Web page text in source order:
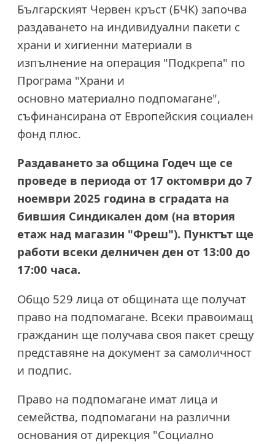
Българският Червен кръст (БЧК) започва
раздаването на индивидуални пакети с
храни и хигиенни материали в
изпълнение на операция "Подкрепа" по
Програма "Храни и
основно материално подпомагане",
съфинансирана от Европейския социален
фонд плюс.
Раздаването за община Годеч ще се
проведе в периода от 17 октомври до 7
ноември 2025 година в сградата на
бившия Синдикален дом (на втория
етаж над магазин "Фреш"). Пунктът ще
работи всеки делничен ден от 13:00 до
17:00 часа.
Общо 529 лица от общината ще получат
право на подпомагане. Всеки правоимащ
гражданин ще получава своя пакет срещу
представяне на документ за самоличност
и подпис.
Право на подпомагане имат лица и
семейства, подпомагани на различни
основания от дирекция "Социално